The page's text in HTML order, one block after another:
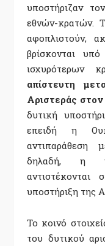
υποστήριζαν
εθνών-κρατών.
αφοπλιστούν,
βρίσκονται
ισχυρότερων
απίστευτη
Αριστεράς στον
δυτική
επειδή η
αντιπαράθεση
δηλαδή, η
αντιστέκονται
υποστήριξη της
Το κοινό
του δυτικού